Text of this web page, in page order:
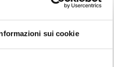
sui cookie